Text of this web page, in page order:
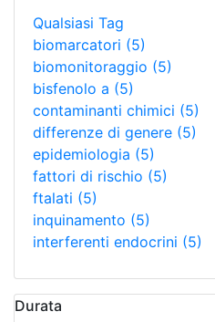
Qualsiasi Tag
biomarcatori (5)
biomonitoraggio (5)
bisfenolo a (5)
contaminanti chimici (5)
differenze di genere (5)
epidemiologia (5)
fattori di rischio (5)
ftalati (5)
inquinamento (5)
interferenti endocrini (5)
Durata